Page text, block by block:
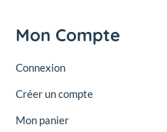
Mon Compte
Connexion
Créer un compte
Mon panier